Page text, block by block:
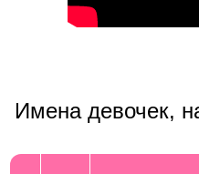
Имена девочек,